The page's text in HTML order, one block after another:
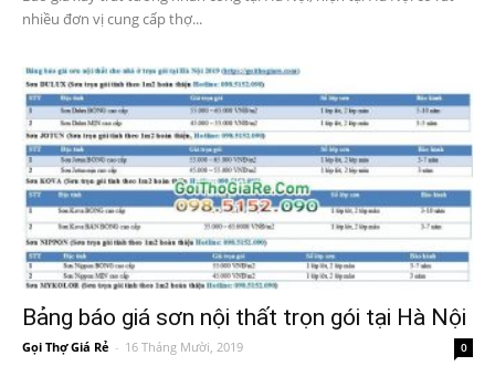
nhiều đơn vị cung cấp thợ...
Bảng báo giá sơn nội thất trọn gói tại Hà Nội
Gọi Thợ Giá Rẻ - 16 Tháng Mười, 2019 0